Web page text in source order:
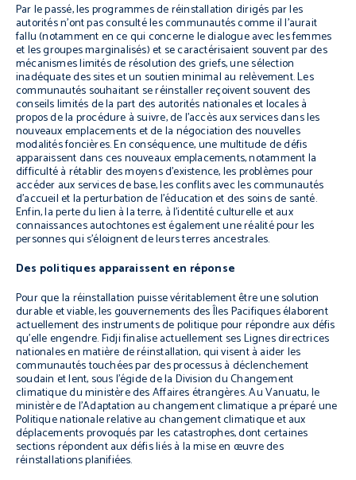
Par le passé, les programmes de réinstallation dirigés par les
autorités n’ont pas consulté les communautés comme il l’aurait
fallu (notamment en ce qui concerne le dialogue avec les femmes
et les groupes marginalisés) et se caractérisaient souvent par des
mécanismes limités de résolution des griefs, une sélection
inadéquate des sites et un soutien minimal au relèvement. Les
communautés souhaitant se réinstaller reçoivent souvent des
conseils limités de la part des autorités nationales et locales à
propos de la procédure à suivre, de l’accès aux services dans les
nouveaux emplacements et de la négociation des nouvelles
modalités foncières. En conséquence, une multitude de défis
apparaissent dans ces nouveaux emplacements, notamment la
difficulté à rétablir des moyens d’existence, les problèmes pour
accéder aux services de base, les conflits avec les communautés
d’accueil et la perturbation de l’éducation et des soins de santé.
Enfin, la perte du lien à la terre, à l’identité culturelle et aux
connaissances autochtones est également une réalité pour les
personnes qui s’éloignent de leurs terres ancestrales.
Des politiques apparaissent en réponse
Pour que la réinstallation puisse véritablement être une solution
durable et viable, les gouvernements des Îles Pacifiques élaborent
actuellement des instruments de politique pour répondre aux défis
qu’elle engendre. Fidji finalise actuellement ses Lignes directrices
nationales en matière de réinstallation, qui visent à aider les
communautés touchées par des processus à déclenchement
soudain et lent, sous l’égide de la Division du Changement
climatique du ministère des Affaires étrangères. Au Vanuatu, le
ministère de l’Adaptation au changement climatique a préparé une
Politique nationale relative au changement climatique et aux
déplacements provoqués par les catastrophes, dont certaines
sections répondent aux défis liés à la mise en œuvre des
réinstallations planifiées.